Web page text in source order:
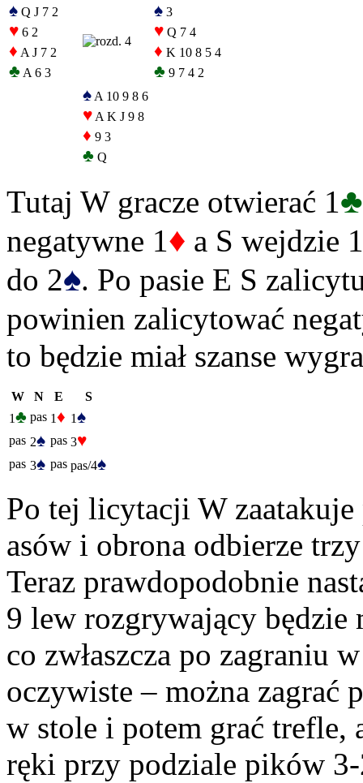
♠ Q J 7 2
♥ 6 2
♦ A J 7 2
♣ A 6 3
♠ 3
♥ Q 7 4
♦ K 10 8 5 4
♣ 9 7 4 2
♠ A 10 9 8 6
♥ A K J 9 8
♦ 9 3
♣ Q
Tutaj W gracze otwierać 1♣
negatywne 1♦ a S wejdzie 1
do 2♠. Po pasie E S
powinien zalicytować
to będzie miał szanse
W N E
S
1♣ pas 1♦ 1♠
pas 2♠ pas 3♥
pas 3♠ pas pas/4♠
Po tej licytacji W zaatakuje
asów i obrona odbierze
Teraz prawdopodobnie
9 lew rozgrywający będzie
co zwłaszcza po zagraniu
oczywiste – można zagrać
w stole i potem grać trefle,
ręki przy podziale pików